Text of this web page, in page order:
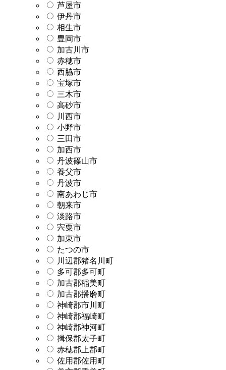
芦屋市
伊丹市
相生市
豊岡市
加古川市
赤穂市
西脇市
宝塚市
三木市
高砂市
川西市
小野市
三田市
加西市
丹波篠山市
養父市
丹波市
南あわじ市
朝来市
淡路市
宍粟市
加東市
たつの市
川辺郡猪名川町
多可郡多可町
加古郡稲美町
加古郡播磨町
神崎郡市川町
神崎郡福崎町
神崎郡神河町
揖保郡太子町
赤穂郡上郡町
佐用郡佐用町